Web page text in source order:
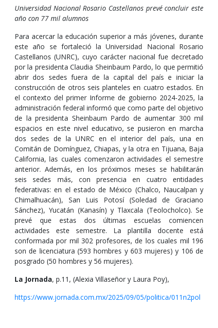
Universidad Nacional Rosario Castellanos prevé concluir este
año con 77 mil alumnos
Para acercar la educación superior a más jóvenes, durante
este año se fortaleció la Universidad Nacional Rosario
Castellanos (UNRC), cuyo carácter nacional fue decretado
por la presidenta Claudia Sheinbaum Pardo, lo que permitió
abrir dos sedes fuera de la capital del país e iniciar la
construcción de otros seis planteles en cuatro estados. En
el contexto del primer Informe de gobierno 2024-2025, la
administración federal informó que como parte del objetivo
de la presidenta Sheinbaum Pardo de aumentar 300 mil
espacios en este nivel educativo, se pusieron en marcha
dos sedes de la UNRC en el interior del país, una en
Comitán de Domínguez, Chiapas, y la otra en Tijuana, Baja
California, las cuales comenzaron actividades el semestre
anterior. Además, en los próximos meses se habilitarán
seis sedes más, con presencia en cuatro entidades
federativas: en el estado de México (Chalco, Naucalpan y
Chimalhuacán), San Luis Potosí (Soledad de Graciano
Sánchez), Yucatán (Kanasín) y Tlaxcala (Teolocholco). Se
prevé que estas dos últimas escuelas comiencen
actividades este semestre. La plantilla docente está
conformada por mil 302 profesores, de los cuales mil 196
son de licenciatura (593 hombres y 603 mujeres) y 106 de
posgrado (50 hombres y 56 mujeres).
La Jornada, p.11, (Alexia Villaseñor y Laura Poy),
https://www.jornada.com.mx/2025/09/05/politica/011n2pol